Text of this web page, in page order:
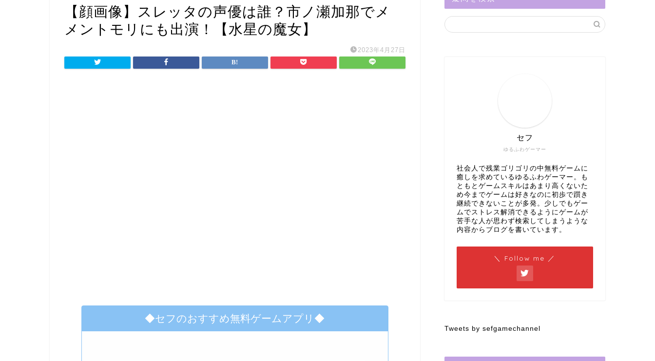
【顔画像】スレッタの声優は誰？市ノ瀬加那でメ
メントモリにも出演！【水星の魔女】
2023年4月27日
◆セフのおすすめ無料ゲームアプリ◆
ゆるふわゲーマー
セフ
社会人で残業ゴリゴリの中無料ゲームに
癒しを求めているゆるふわゲーマー。も
ともとゲームスキルはあまり高くないた
め今までゲームは好きなのに初歩で躓き
継続できないことが多発。少しでもゲー
ムでストレス解消できるようにゲームが
苦手な人が思わず検索してしまうような
内容からブログを書いています。
＼ Follow me ／
Tweets by sefgamechannel